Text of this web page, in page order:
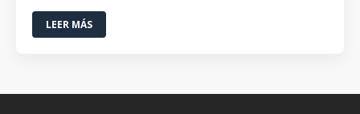
LEER MÁS